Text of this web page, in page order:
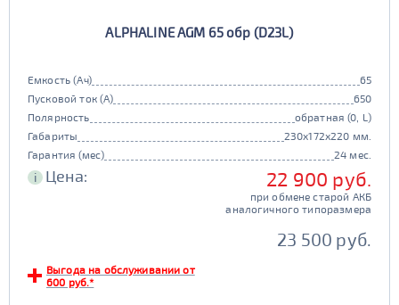
ALPHALINE AGM 65 обр (D23L)
Емкость (Ач)
65
Пусковой ток (А)
650
Полярность
обратная (0, L)
Габариты
230x172x220 мм.
Гарантия (мес)
24 мес.
i Цена: 22 900 руб.
при обмене старой АКБ
аналогичного типоразмера
23 500 руб.
Выгода на обслуживании от
600 руб.*